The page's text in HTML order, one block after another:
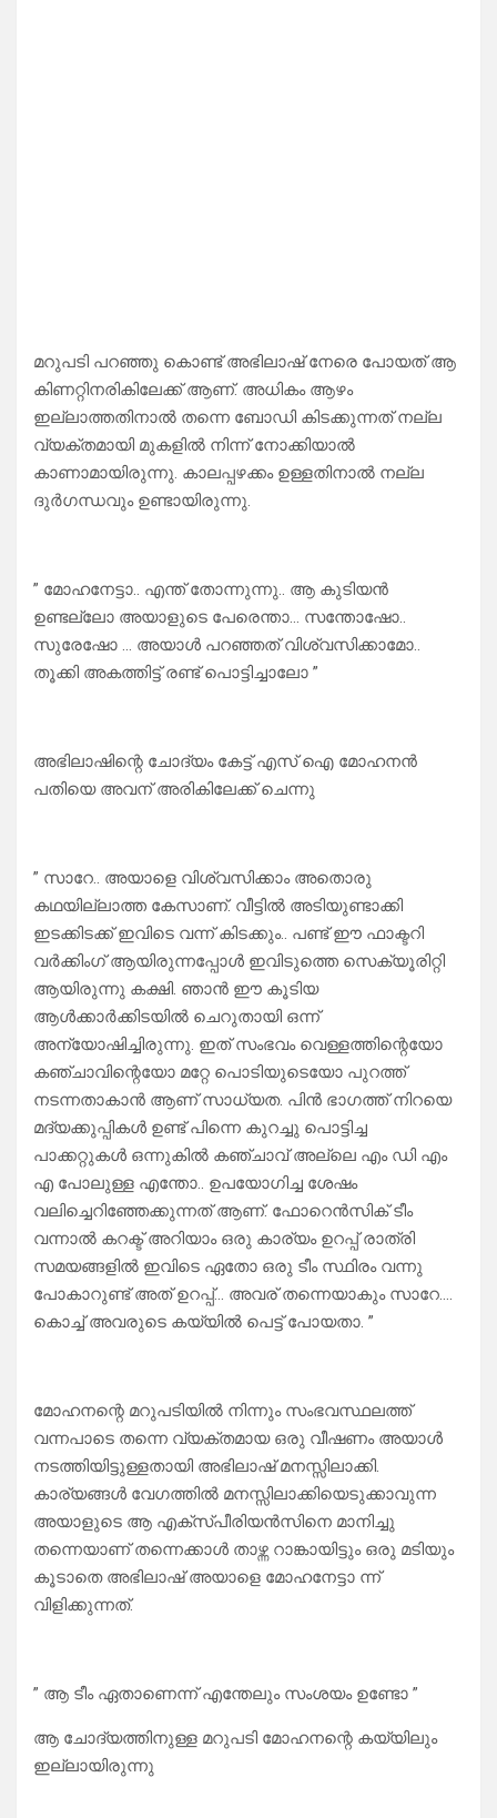
മറുപടി പറഞ്ഞു കൊണ്ട് അഭിലാഷ് നേരെ പോയത് ആ
കിണറ്റിനരികിലേക്ക് ആണ്. അധികം ആഴം
ഇല്ലാത്തതിനാൽ തന്നെ ബോഡി കിടക്കുന്നത് നല്ല
വ്യക്തമായി മുകളിൽ നിന്ന് നോക്കിയാൽ
കാണാമായിരുന്നു. കാലപ്പഴക്കം ഉള്ളതിനാൽ നല്ല
ദുർഗന്ധവും ഉണ്ടായിരുന്നു.
” മോഹനേട്ടാ.. എന്ത് തോന്നുന്നു.. ആ കുടിയൻ
ഉണ്ടല്ലോ അയാളുടെ പേരെന്താ… സന്തോഷോ..
സുരേഷോ … അയാൾ പറഞ്ഞത് വിശ്വസിക്കാമോ..
തൂക്കി അകത്തിട്ട് രണ്ട് പൊട്ടിച്ചാലോ ”
അഭിലാഷിന്റെ ചോദ്യം കേട്ട് എസ് ഐ മോഹനൻ
പതിയെ അവന് അരികിലേക്ക് ചെന്നു
” സാറേ.. അയാളെ വിശ്വസിക്കാം അതൊരു
കഥയില്ലാത്ത കേസാണ്. വീട്ടിൽ അടിയുണ്ടാക്കി
ഇടക്കിടക്ക് ഇവിടെ വന്ന് കിടക്കും.. പണ്ട് ഈ ഫാക്ടറി
വർക്കിംഗ്‌ ആയിരുന്നപ്പോൾ ഇവിടുത്തെ സെക്യൂരിറ്റി
ആയിരുന്നു കക്ഷി. ഞാൻ ഈ കൂടിയ
ആൾക്കാർക്കിടയിൽ ചെറുതായി ഒന്ന്
അന്യോഷിച്ചിരുന്നു. ഇത് സംഭവം വെള്ളത്തിന്റെയോ
കഞ്ചാവിന്റെയോ മറ്റേ പൊടിയുടെയോ പുറത്ത്
നടന്നതാകാൻ ആണ് സാധ്യത. പിൻ ഭാഗത്ത്‌ നിറയെ
മദ്യക്കുപ്പികൾ ഉണ്ട് പിന്നെ കുറച്ചു പൊട്ടിച്ച
പാക്കറ്റുകൾ ഒന്നുകിൽ കഞ്ചാവ് അല്ലെ എം ഡി എം
എ പോലുള്ള എന്തോ.. ഉപയോഗിച്ച ശേഷം
വലിച്ചെറിഞ്ഞേക്കുന്നത് ആണ്. ഫോറെൻസിക് ടീം
വന്നാൽ കറക്ട് അറിയാം ഒരു കാര്യം ഉറപ്പ് രാത്രി
സമയങ്ങളിൽ ഇവിടെ ഏതോ ഒരു ടീം സ്ഥിരം വന്നു
പോകാറുണ്ട് അത് ഉറപ്പ്… അവര് തന്നെയാകും സാറേ….
കൊച്ച് അവരുടെ കയ്യിൽ പെട്ട് പോയതാ. ”
മോഹനന്റെ മറുപടിയിൽ നിന്നും സംഭവസ്ഥലത്ത്
വന്നപാടെ തന്നെ വ്യക്തമായ ഒരു വീഷണം അയാൾ
നടത്തിയിട്ടുള്ളതായി അഭിലാഷ് മനസ്സിലാക്കി.
കാര്യങ്ങൾ വേഗത്തിൽ മനസ്സിലാക്കിയെടുക്കാവുന്ന
അയാളുടെ ആ എക്സ്പീരിയൻസിനെ മാനിച്ചു
തന്നെയാണ് തന്നെക്കാൾ താഴ്ന്ന റാങ്കായിട്ടും ഒരു മടിയും
കൂടാതെ അഭിലാഷ് അയാളെ മോഹനേട്ടാ ന്ന്
വിളിക്കുന്നത്.
” ആ ടീം ഏതാണെന്ന് എന്തേലും സംശയം ഉണ്ടോ ”
ആ ചോദ്യത്തിനുള്ള മറുപടി മോഹനന്റെ കയ്യിലും
ഇല്ലായിരുന്നു